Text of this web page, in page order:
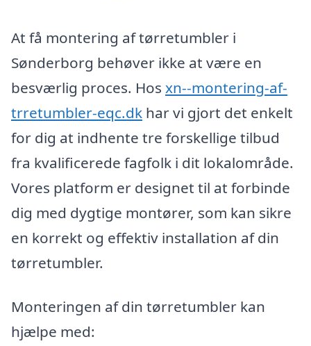
At få montering af tørretumbler i
Sønderborg behøver ikke at være en
besværlig proces. Hos xn--montering-af-
trretumbler-eqc.dk har vi gjort det enkelt
for dig at indhente tre forskellige tilbud
fra kvalificerede fagfolk i dit lokalområde.
Vores platform er designet til at forbinde
dig med dygtige montører, som kan sikre
en korrekt og effektiv installation af din
tørretumbler.
Monteringen af din tørretumbler kan
hjælpe med: